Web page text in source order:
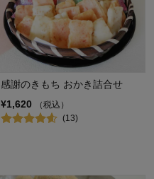
感謝のきもち おかき詰合せ
¥1,620
（税込）
(13)